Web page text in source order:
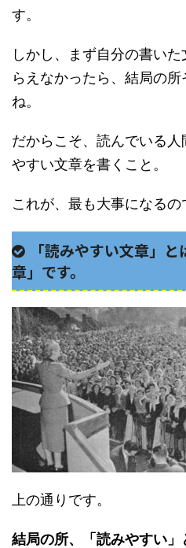
す。
しかし、まず自分の書い
らえなかったら、結局の
ね。
だからこそ、読んでいる
やすい文章を書くこと。
これが、最も大事になるの
「読みやすい文章」
章」です。
上の通りです。
結局の所、「読みやすい